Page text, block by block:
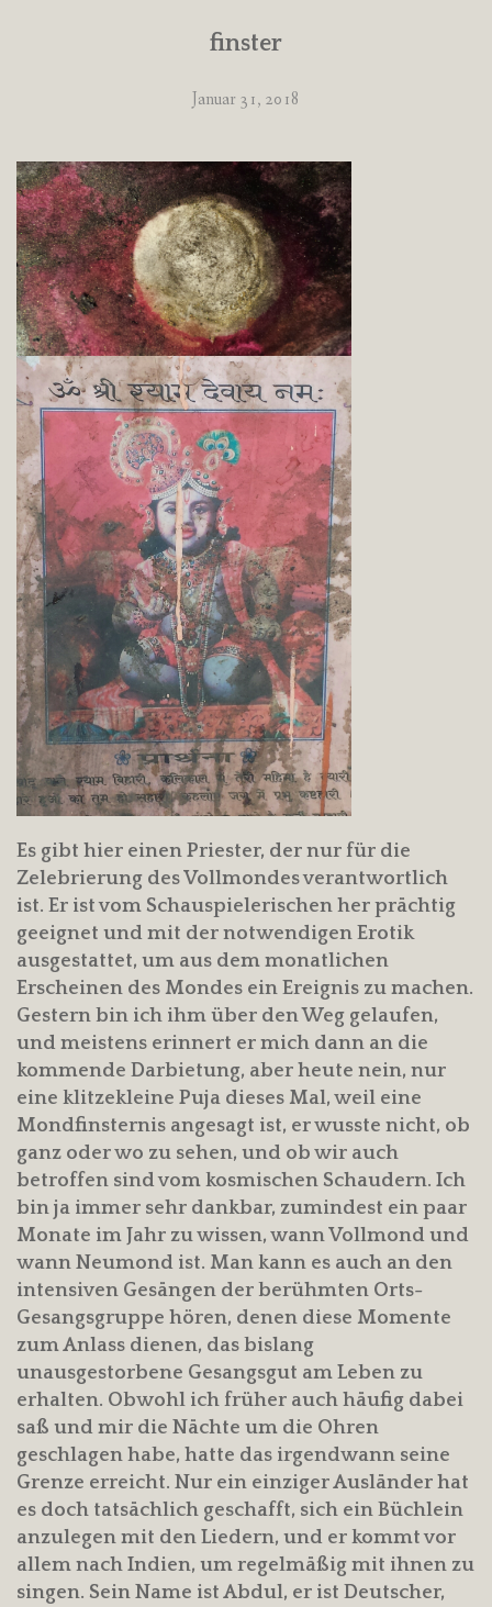
finster
Januar 31, 2018
Es gibt hier einen Priester, der nur für die
Zelebrierung des Vollmondes verantwortlich
ist. Er ist vom Schauspielerischen her prächtig
geeignet und mit der notwendigen Erotik
ausgestattet, um aus dem monatlichen
Erscheinen des Mondes ein Ereignis zu machen.
Gestern bin ich ihm über den Weg gelaufen,
und meistens erinnert er mich dann an die
kommende Darbietung, aber heute nein, nur
eine klitzekleine Puja dieses Mal, weil eine
Mondfinsternis angesagt ist, er wusste nicht, ob
ganz oder wo zu sehen, und ob wir auch
betroffen sind vom kosmischen Schaudern. Ich
bin ja immer sehr dankbar, zumindest ein paar
Monate im Jahr zu wissen, wann Vollmond und
wann Neumond ist. Man kann es auch an den
intensiven Gesängen der berühmten Orts-
Gesangsgruppe hören, denen diese Momente
zum Anlass dienen, das bislang
unausgestorbene Gesangsgut am Leben zu
erhalten. Obwohl ich früher auch häufig dabei
saß und mir die Nächte um die Ohren
geschlagen habe, hatte das irgendwann seine
Grenze erreicht. Nur ein einziger Ausländer hat
es doch tatsächlich geschafft, sich ein Büchlein
anzulegen mit den Liedern, und er kommt vor
allem nach Indien, um regelmäßig mit ihnen zu
singen. Sein Name ist Abdul, er ist Deutscher,